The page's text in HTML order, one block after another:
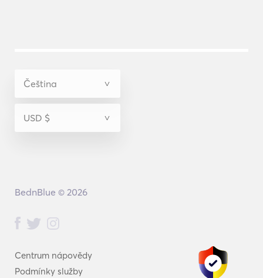
Centrum nápovědy
Podmínky služby
BednBlue © 2026